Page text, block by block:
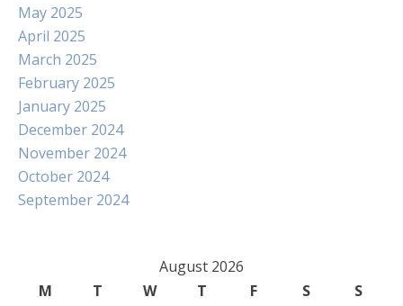
May 2025
April 2025
March 2025
February 2025
January 2025
December 2024
November 2024
October 2024
September 2024
August 2026
M
T W T F S S